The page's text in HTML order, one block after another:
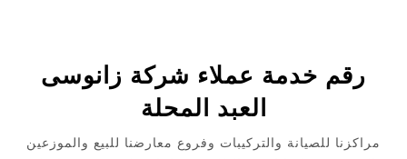
رقم خدمة عملاء شركة زانوسى
العبد المحلة
مراكزنا للصيانة والتركيبات وفروع معارضنا للبيع والموزعين